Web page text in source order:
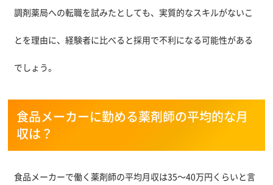
調剤薬局への転職を試みたとしても、実質的なスキルがないこ
とを理由に、経験者に比べると採用で不利になる可能性がある
でしょう。
食品メーカーに勤める薬剤師の平均的な月
収は？
食品メーカーで働く薬剤師の平均月収は35～40万円くらいと言